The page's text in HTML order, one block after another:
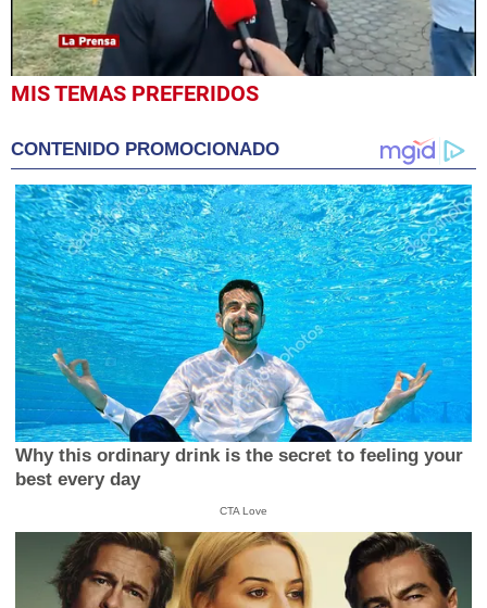
0
seconds
minutes,
59
seconds
MIS TEMAS PREFERIDOS
CONTENIDO PROMOCIONADO
Why this ordinary drink is the secret to feeling your
best every day
CTA Love